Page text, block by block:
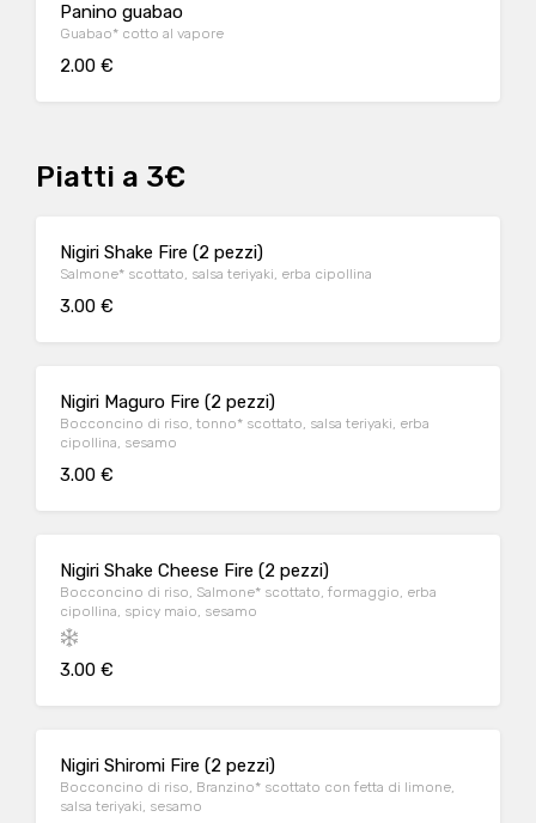
Panino guabao
Guabao* cotto al vapore
2.00 €
Piatti a 3€
Nigiri Shake Fire (2 pezzi)
Salmone* scottato, salsa teriyaki, erba cipollina
3.00 €
Nigiri Maguro Fire (2 pezzi)
Bocconcino di riso, tonno* scottato, salsa teriyaki, erba
cipollina, sesamo
3.00 €
Nigiri Shake Cheese Fire (2 pezzi)
Bocconcino di riso, Salmone* scottato, formaggio, erba
cipollina, spicy maio, sesamo
3.00 €
Nigiri Shiromi Fire (2 pezzi)
Bocconcino di riso, Branzino* scottato con fetta di limone,
salsa teriyaki, sesamo